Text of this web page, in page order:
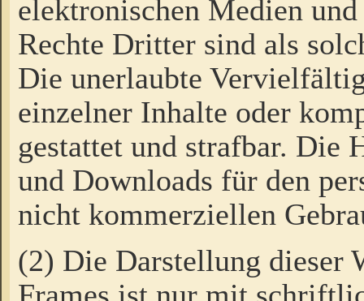
elektronischen Medien
Rechte Dritter sind als
Die unerlaubte
einzelner Inhalte oder
gestattet und strafbar. Die
und Downloads für den
nicht kommerziellen
(2) Die Darstellung dieser